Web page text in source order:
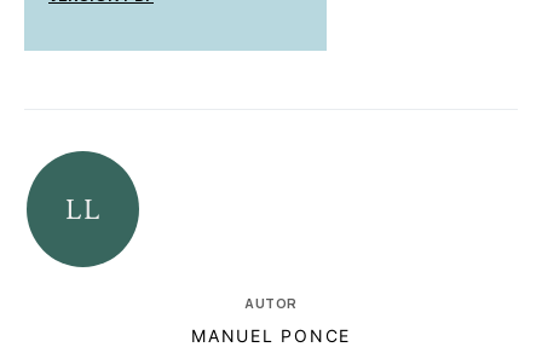
AUTOR
MANUEL PONCE